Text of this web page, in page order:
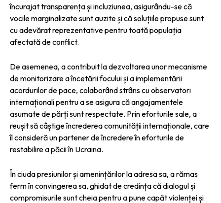
încurajat transparența și incluziunea, asigurându-se că
vocile marginalizate sunt auzite și că soluțiile propuse sunt
cu adevărat reprezentative pentru toată populația
afectată de conflict.
De asemenea, a contribuit la dezvoltarea unor mecanisme
de monitorizare a încetării focului și a implementării
acordurilor de pace, colaborând strâns cu observatori
internaționali pentru a se asigura că angajamentele
asumate de părți sunt respectate. Prin eforturile sale, a
reușit să câștige încrederea comunității internaționale, care
îl consideră un partener de încredere în eforturile de
restabilire a păcii în Ucraina.
În ciuda presiunilor și amenințărilor la adresa sa, a rămas
ferm în convingerea sa, ghidat de credința că dialogul și
compromisurile sunt cheia pentru a pune capăt violenței și